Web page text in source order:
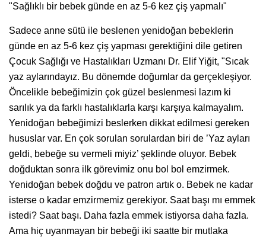
"Sağlıklı bir bebek günde en az 5-6 kez çiş yapmalı"
Sadece anne sütü ile beslenen yenidoğan bebeklerin
günde en az 5-6 kez çiş yapması gerektiğini dile getiren
Çocuk Sağlığı ve Hastalıkları Uzmanı Dr. Elif Yiğit, "Sıcak
yaz aylarındayız. Bu dönemde doğumlar da gerçekleşiyor.
Öncelikle bebeğimizin çok güzel beslenmesi lazım ki
sarılık ya da farklı hastalıklarla karşı karşıya kalmayalım.
Yenidoğan bebeğimizi beslerken dikkat edilmesi gereken
hususlar var. En çok sorulan sorulardan biri de ’Yaz ayları
geldi, bebeğe su vermeli miyiz’ şeklinde oluyor. Bebek
doğduktan sonra ilk görevimiz onu bol bol emzirmek.
Yenidoğan bebek doğdu ve patron artık o. Bebek ne kadar
isterse o kadar emzirmemiz gerekiyor. Saat başı mı emmek
istedi? Saat başı. Daha fazla emmek istiyorsa daha fazla.
Ama hiç uyanmayan bir bebeği iki saatte bir mutlaka